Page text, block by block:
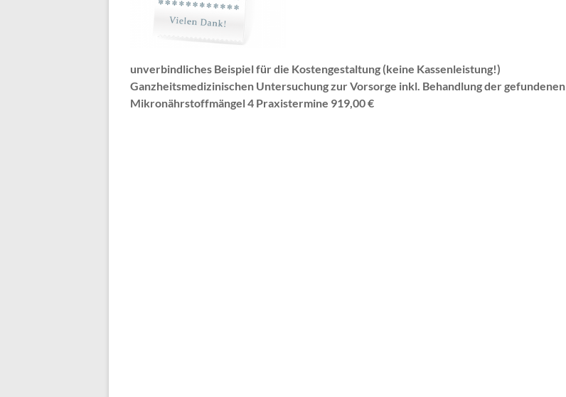
unverbindliches Beispiel für die Kostengestaltung (keine Kassenleistung!)
Ganzheitsmedizinischen Untersuchung zur Vorsorge inkl. Behandlung der gefundenen
Mikronährstoffmängel 4 Praxistermine 919,00 €